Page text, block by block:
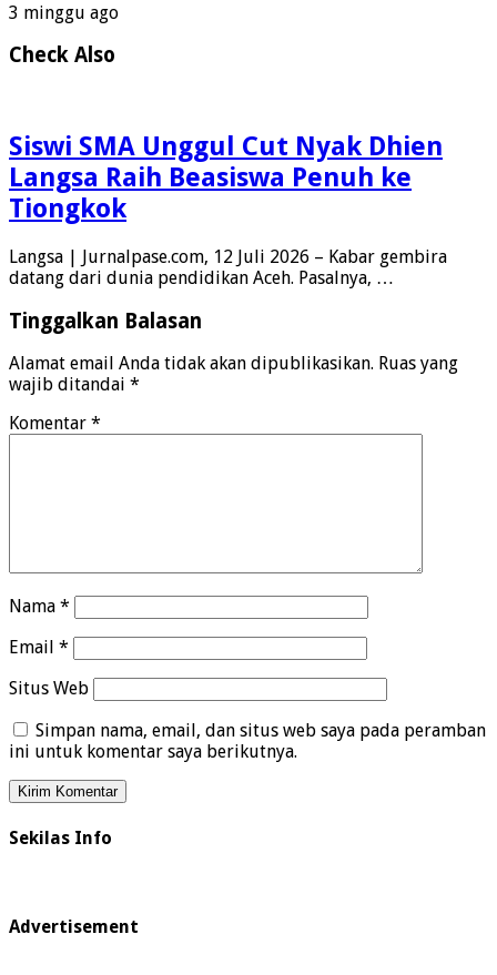
3 minggu ago
Check Also
Siswi SMA Unggul Cut Nyak Dhien
Langsa Raih Beasiswa Penuh ke
Tiongkok
Langsa | Jurnalpase.com, 12 Juli 2026 – Kabar gembira
datang dari dunia pendidikan Aceh. Pasalnya, …
Tinggalkan Balasan
Alamat email Anda tidak akan dipublikasikan. Ruas yang
wajib ditandai *
Komentar *
Nama *
Email *
Situs Web
Simpan nama, email, dan situs web saya pada peramban
ini untuk komentar saya berikutnya.
Sekilas Info
Advertisement